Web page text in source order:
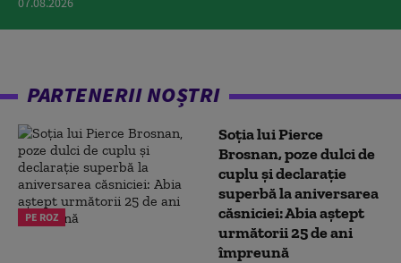
PARTENERII NOȘTRI
PE ROZ
Soția lui Pierce
Brosnan, poze dulci de
cuplu și declarație
superbă la aniversarea
căsniciei: Abia aștept
următorii 25 de ani
împreună